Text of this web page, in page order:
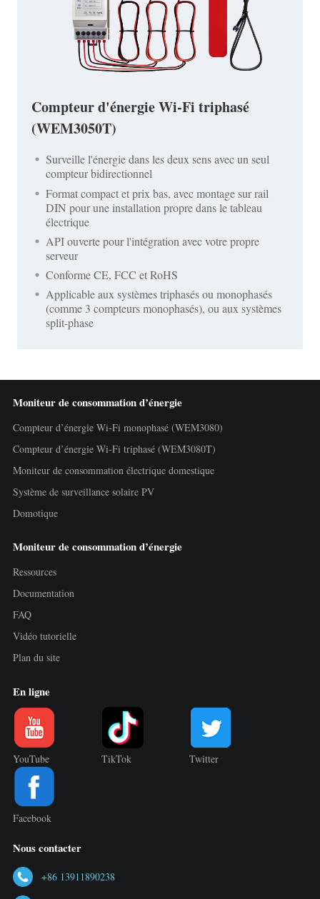
Compteur d'énergie Wi-Fi triphasé
(WEM3050T)
Surveille l'énergie dans les deux sens avec un seul
compteur bidirectionnel
Format compact et prix bas, avec montage sur rail
DIN pour une installation propre dans le tableau
électrique
API ouverte pour l'intégration avec votre propre
serveur
Conforme CE, FCC et RoHS
Applicable aux systèmes triphasés ou monophasés
(comme 3 compteurs monophasés), ou aux systèmes
split-phase
Moniteur de consommation d’énergie
Compteur d’énergie Wi-Fi monophasé (WEM3080)
Compteur d’énergie Wi-Fi triphasé (WEM3080T)
Moniteur de consommation électrique domestique
Système de surveillance solaire PV
Domotique
Moniteur de consommation d’énergie
Ressources
Documentation
FAQ
Vidéo tutorielle
Plan du site
En ligne
YouTube TikTok Twitter
Facebook
Nous contacter
+86 13911890238